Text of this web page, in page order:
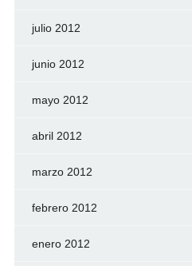
julio 2012
junio 2012
mayo 2012
abril 2012
marzo 2012
febrero 2012
enero 2012